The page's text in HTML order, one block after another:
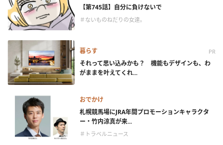
【第745話】自分に負けないで
＃ないものねだりの女達。
暮らす PR
それって思い込みかも？ 機能もデザインも、わ
がままを叶えてくれ...
おでかけ
札幌競馬場にJRA年間プロモーションキャラクタ
ー・竹内涼真が来...
＃トラベルニュース